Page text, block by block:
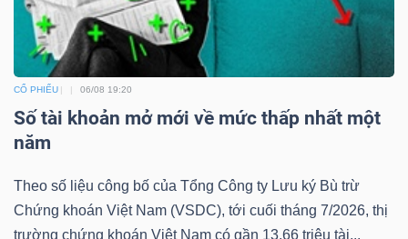
CỔ PHIẾU 06/08 19:20
Số tài khoản mở mới về mức thấp nhất một
năm
Theo số liệu công bố của Tổng Công ty Lưu ký Bù trừ
Chứng khoán Việt Nam (VSDC), tới cuối tháng 7/2026, thị
trường chứng khoán Việt Nam có gần 13.66 triệu tài...